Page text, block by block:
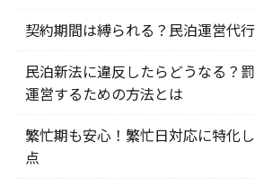
契約期間は縛られる？民泊運営代
民泊新法に違反したらどうなる？
運営するための方法とは
繁忙期も安心！繁忙日対応に特化
点